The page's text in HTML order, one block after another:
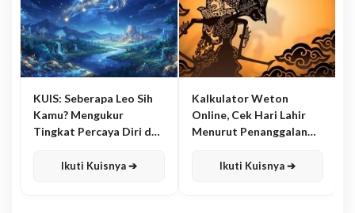
KUIS: Seberapa Leo Sih
Kamu? Mengukur
Tingkat Percaya Diri dan
Ikuti Kuisnya ➔
Kalkulator Weton
Online, Cek Hari Lahir
Menurut Penanggalan
Ikuti Kuisnya ➔